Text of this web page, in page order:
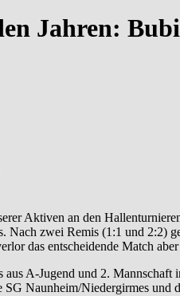
Jahren:
Nach zwei Remis (1:1 und
das entscheidende Match
aus A-Jugend und 2.
SG Naunheim/Niedergirmes